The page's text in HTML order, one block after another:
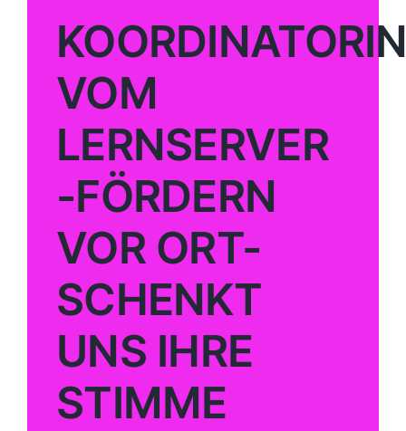
VOM
LERNSERVER
-FÖRDERN
VOR ORT-
SCHENKT
UNS IHRE
STIMME